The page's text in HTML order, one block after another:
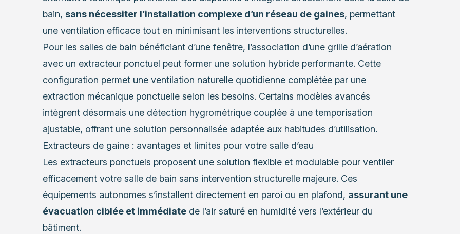
bain, sans nécessiter l’installation complexe d’un réseau de gaines, permettant
une ventilation efficace tout en minimisant les interventions structurelles.
Pour les salles de bain bénéficiant d’une fenêtre, l’association d’une grille d’aération
avec un extracteur ponctuel peut former une solution hybride performante. Cette
configuration permet une ventilation naturelle quotidienne complétée par une
extraction mécanique ponctuelle selon les besoins. Certains modèles avancés
intègrent désormais une détection hygrométrique couplée à une temporisation
ajustable, offrant une solution personnalisée adaptée aux habitudes d’utilisation.
Extracteurs de gaine : avantages et limites pour votre salle d’eau
Les extracteurs ponctuels proposent une solution flexible et modulable pour ventiler
efficacement votre salle de bain sans intervention structurelle majeure. Ces
équipements autonomes s’installent directement en paroi ou en plafond, assurant une
évacuation ciblée et immédiatede l’air saturé en humidité vers l’extérieur du
bâtiment.